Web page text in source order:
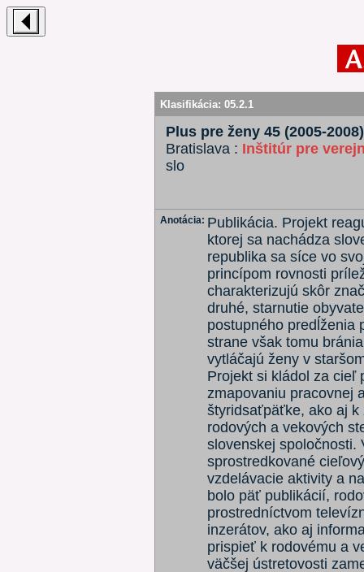
Klasifikácia: 05.2.1
Plus pre ženy 45 (2005-2008)
Bratislava : Inštitúr pre
slo
Anotácia: Publikácia. Projekt
ktorej sa nachádza
republika sa síce vo
princípom rovnosti
charakterizujú skôr
druhé, starnutie
postupného predĺženia
strane však tomu
vytláčajú ženy v
Projekt si kládol za cieľ
zmapovaniu pracovnej
štyridsaťpäťke, ako aj k
rodových a vekových
slovenskej spoločnosti.
sprostredkované
vzdelávacie aktivity a
bolo päť publikácií,
prostredníctvom
inzerátov, ako aj
prispieť k rodovému a
väčšej ústretovosti